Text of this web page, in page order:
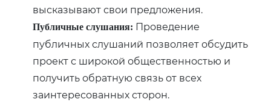
высказывают свои предложения.
Публичные слушания: Проведение
публичных слушаний позволяет обсудить
проект с широкой общественностью и
получить обратную связь от всех
заинтересованных сторон.